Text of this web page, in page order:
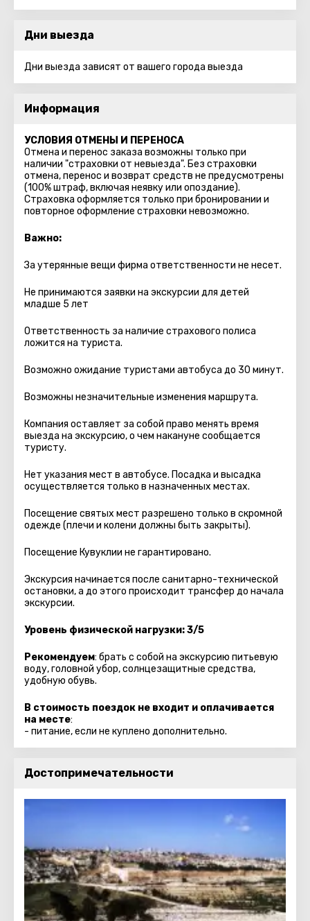
Дни выезда
Дни выезда зависят от вашего города выезда
Информация
УСЛОВИЯ ОТМЕНЫ И ПЕРЕНОСА
Отмена и перенос заказа возможны только при
наличии "страховки от невыезда". Без страховки
отмена, перенос и возврат средств не предусмотрены
(100% штраф, включая неявку или опоздание).
Страховка оформляется только при бронировании и
повторное оформление страховки невозможно.
Важно:
За утерянные вещи фирма ответственности не несет.
Не принимаются заявки на экскурсии для детей
младше 5 лет
Ответственность за наличие страхового полиса
ложится на туриста.
Возможно ожидание туристами автобуса до 30 минут.
Возможны незначительные изменения маршрута.
Компания оставляет за собой право менять время
выезда на экскурсию, о чем накануне сообщается
туристу.
Нет указания мест в автобуcе. Посадка и высадка
осуществляется только в назначенных местах.
Посещение святых мест разрешено только в скромной
одежде (плечи и колени должны быть закрыты).
Посещение Кувуклии не гарантировано.
Экскурсия начинается после санитарно-технической
остановки, а до этого происходит трансфер до начала
экскурсии.
Уровень физической нагрузки: 3/5
Рекомендуем: брать с собой на экскурсию питьевую
воду, головной убор, солнцезащитные средства,
удобную обувь.
В стоимость поездок не входит и оплачивается
на месте:
- питание, если не куплено дополнительно.
Достопримечательности